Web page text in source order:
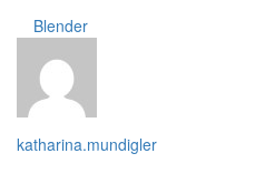
Blender
katharina.mundigler